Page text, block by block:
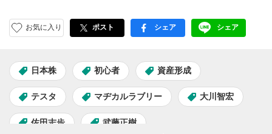
お気に入り ポスト facebook
シェア LINE
シェア
日本株 初心者 資産形成
テスタ マヂカルラブリー 大川智宏
佐田志歩 武藤正樹